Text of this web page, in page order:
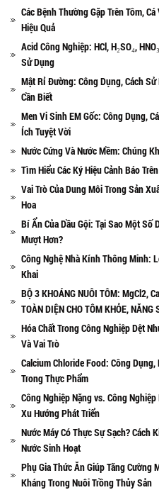
Các Bệnh Thường Gặp Trên Tôm,
Hiệu Quả
Acid Công Nghiệp: HCl, H₂SO₄,
Sử Dụng
Mật Rỉ Đường: Công Dụng, Cách
Cần Biết
Men Vi Sinh EM Gốc: Công Dụng,
Ích Tuyệt Vời
Nước Cứng Và Nước Mềm: Chúng
Tìm Hiểu Các Ký Hiệu Cảnh Báo
Vai Trò Của Dung Môi Trong Sản
Hoa
Bí Ẩn Của Dầu Gội: Tại Sao Một Số
Mượt Hơn?
Công Nghệ Nhà Kính Thông Minh:
Khai
BỘ 3 KHOÁNG NUÔI TÔM: MgCl2,
TOÀN DIỆN CHO TÔM KHỎE, NĂNG
Hóa Chất Trong Công Nghiệp Dệt
Và Vai Trò
Calcium Chloride Food: Công
Trong Thực Phẩm
Công Nghiệp Nặng vs. Công
Xu Hướng Phát Triển
Nước Máy Có Thực Sự Sạch? Cách
Nước Sinh Hoạt
Phụ Gia Thức Ăn Giúp Tăng Cường
Kháng Trong Nuôi Trồng Thủy Sản